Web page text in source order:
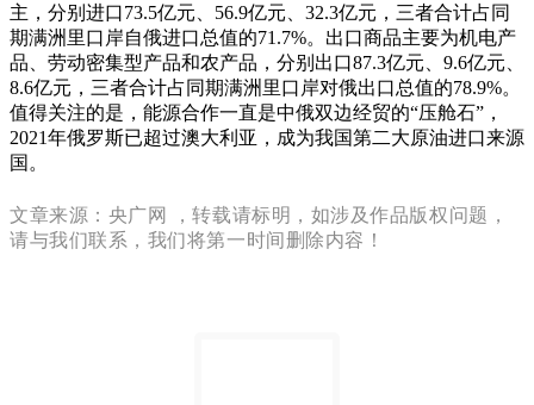
主，分别进口73.5亿元、56.9亿元、32.3亿元，三者合计占同
期满洲里口岸自俄进口总值的71.7%。出口商品主要为机电产
品、劳动密集型产品和农产品，分别出口87.3亿元、9.6亿元、
8.6亿元，三者合计占同期满洲里口岸对俄出口总值的78.9%。
值得关注的是，能源合作一直是中俄双边经贸的“压舱石”，
2021年俄罗斯已超过澳大利亚，成为我国第二大原油进口来源
国。
文章来源：央广网 ，转载请标明，如涉及作品版权问题，
请与我们联系，我们将第一时间删除内容！